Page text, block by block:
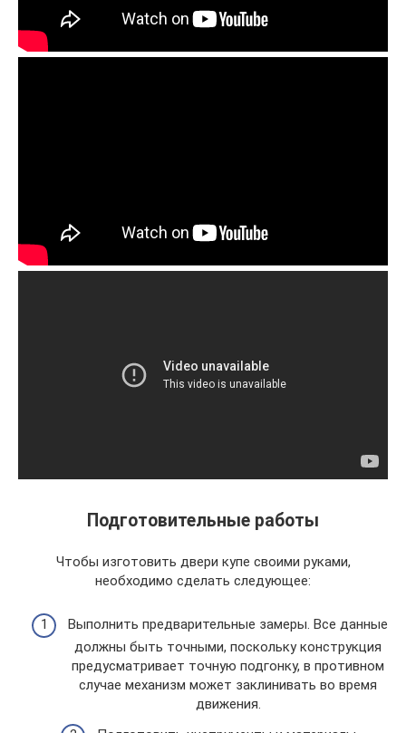
Подготовительные работы
Чтобы изготовить двери купе своими руками,
необходимо сделать следующее:
Выполнить предварительные замеры. Все данные
должны быть точными, поскольку конструкция
предусматривает точную подгонку, в противном
случае механизм может заклинивать во время
движения.